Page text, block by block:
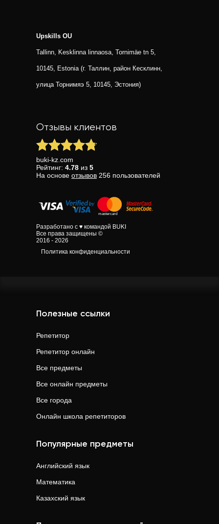
Upskills OU
Tallinn, Kesklinna linnaosa, Tornimäe tn 5,
10145, Estonia (г. Таллин, район Кесклинн,
улица Торнимяэ 5, 10145, Эстония)
Отзывы клиентов
buki-kz.com
Рейтинг: 4.78 из 5
На основе отзывов 256 пользователей
Разработано с ♥ командой BUKI
Все права защищены ©
2016 - 2026
Политика конфиденциальности
Полезные ссылки
Репетитор
Репетитор онлайн
Все предметы
Все онлайн предметы
Все города
Онлайн школа репетиторов
Популярные предметы
Английский язык
Математика
Казахский язык